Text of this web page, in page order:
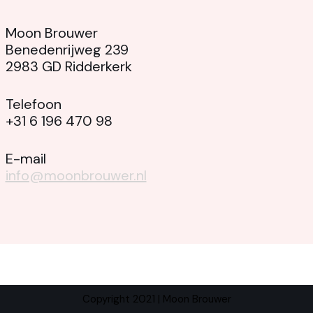
Moon Brouwer
Benedenrijweg 239
2983 GD Ridderkerk
Telefoon
+31 6 196 470 98
E-mail
info@moonbrouwer.nl
Copyright 2021 | Moon Brouwer